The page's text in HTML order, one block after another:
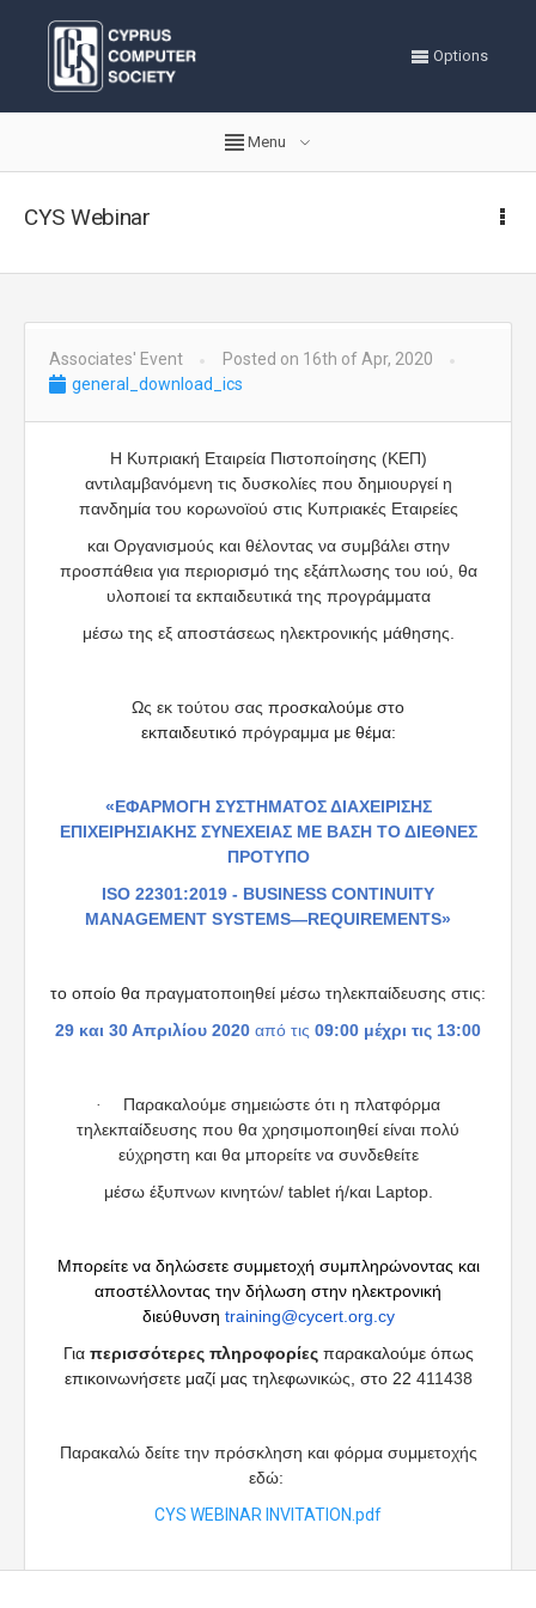
Options
Menu
CYS Webinar
Associates' Event
Posted on 16th of Apr, 2020
general_download_ics
Η Κυπριακή Εταιρεία Πιστοποίησης (ΚΕΠ)
αντιλαμβανόμενη τις δυσκολίες που δημιουργεί η
πανδημία του κορωνοϊού στις Κυπριακές Εταιρείες
και Οργανισμούς και θέλοντας να συμβάλει στην
προσπάθεια για περιορισμό της εξάπλωσης του ιού, θα
υλοποιεί τα εκπαιδευτικά της προγράμματα
μέσω της εξ αποστάσεως ηλεκτρονικής μάθησης.
Ως εκ τούτου σας προσκαλούμε στο
εκπαιδευτικό πρόγραμμαμε θέμα:
«ΕΦΑΡΜΟΓΗ ΣΥΣΤΗΜΑΤΟΣ ΔΙΑΧΕΙΡΙΣΗΣ
ΕΠΙΧΕΙΡΗΣΙΑΚΗΣ ΣΥΝΕΧΕΙΑΣ ΜΕ ΒΑΣΗ ΤΟ ΔΙΕΘΝΕΣ
ΠΡΟΤΥΠΟ
ISO 22301:2019 - BUSINESS CONTINUITY
MANAGEMENT SYSTEMS—REQUIREMENTS»
το οποίο θα πραγματοποιηθεί μέσω τηλεκπαίδευσης στις:
29 και 30 Απριλίου 2020 από τις 09:00 μέχρι τις 13:00
·
Παρακαλούμε σημειώστε ότι η πλατφόρμα
τηλεκπαίδευσης που θα χρησιμοποιηθεί είναι πολύ
εύχρηστη και θα μπορείτε να συνδεθείτε
μέσω έξυπνων κινητών/ tablet ή/και Laptop.
Μπορείτε να δηλώσετε συμμετοχή συμπληρώνοντας και
αποστέλλοντας την δήλωση στην ηλεκτρονική
διεύθυνση training@cycert. org cy
Για περισσότερες πληροφορίεςπαρακαλούμε όπως
επικοινωνήσετε μαζί μας τηλεφωνικώς , στο 22 411438
Παρακαλώ δείτε την πρόσκληση και φόρμα συμμετοχής
εδώ:
CYS WEBINAR INVITATION.pdf